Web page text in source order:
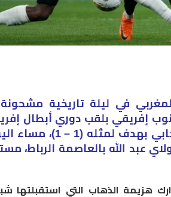
في ليلة تاريخية مشحونة
إفريقي بلقب دوري أبطال
القدم لعام 2026، بعد تعادلهما الإيجابي
عبد الله بالعاصمة الرباط،
هزيمة الذهاب التي استقبلتها